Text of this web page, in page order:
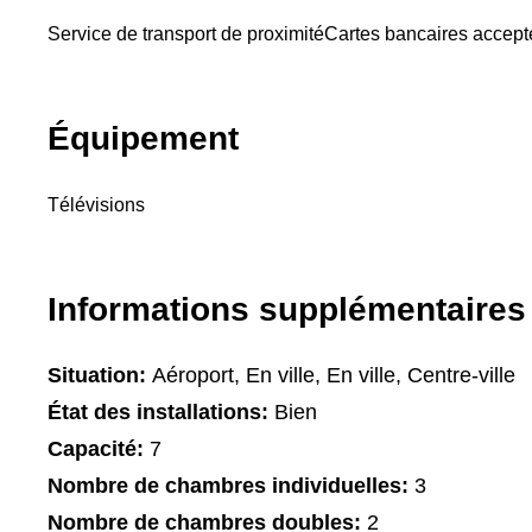
Service de transport de proximitéCartes bancaires
Équipement
Télévisions
Informations supplémentaires
Situation: Aéroport, En ville, En ville, Centre-ville
État des installations: Bien
Capacité: 7
Nombre de chambres individuelles: 3
Nombre de chambres doubles: 2